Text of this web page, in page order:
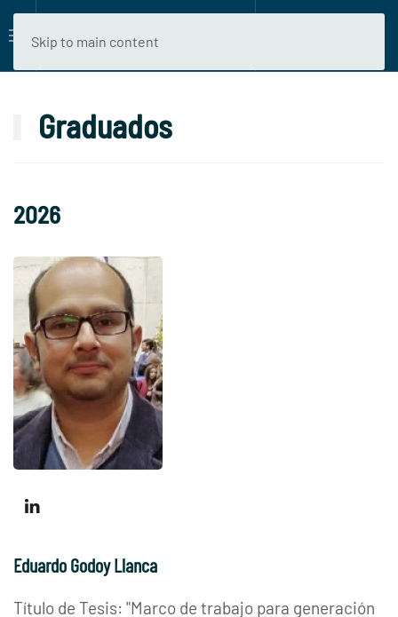
Skip to main content
Graduados
2026
Eduardo Godoy Llanca
Título de Tesis: "Marco de trabajo para generación